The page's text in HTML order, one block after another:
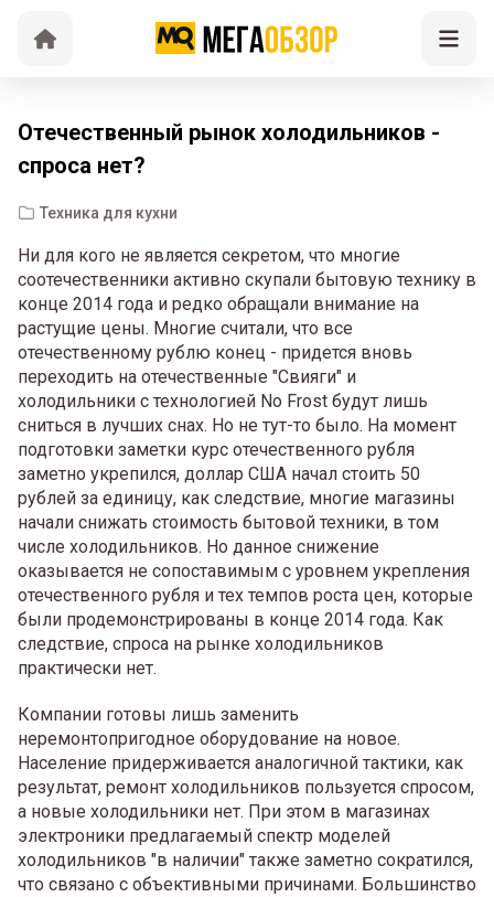
Отечественный рынок холодильников -
спроса нет?
Техника для кухни
Ни для кого не является секретом, что многие
соотечественники активно скупали бытовую технику в
конце 2014 года и редко обращали внимание на
растущие цены. Многие считали, что все
отечественному рублю конец - придется вновь
переходить на отечественные "Свияги" и
холодильники с технологией No Frost будут лишь
сниться в лучших снах. Но не тут-то было. На момент
подготовки заметки курс отечественного рубля
заметно укрепился, доллар США начал стоить 50
рублей за единицу, как следствие, многие магазины
начали снижать стоимость бытовой техники, в том
числе холодильников. Но данное снижение
оказывается не сопоставимым с уровнем укрепления
отечественного рубля и тех темпов роста цен, которые
были продемонстрированы в конце 2014 года. Как
следствие, спроса на рынке холодильников
практически нет.
Компании готовы лишь заменить
неремонтопригодное оборудование на новое.
Население придерживается аналогичной тактики, как
результат, ремонт холодильников пользуется спросом,
а новые холодильники нет. При этом в магазинах
электроники предлагаемый спектр моделей
холодильников "в наличии" также заметно сократился,
что связано с объективными причинами. Большинство